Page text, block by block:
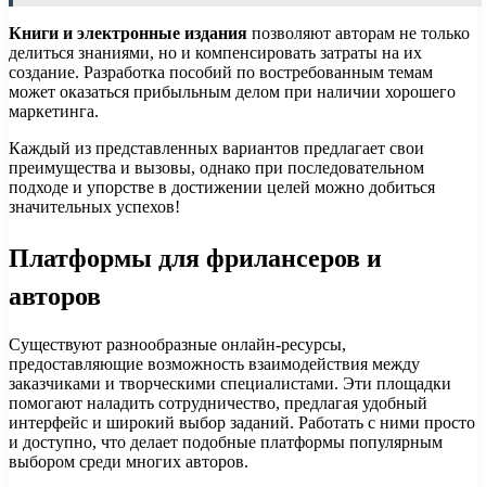
Книги и электронные издания позволяют авторам не только
делиться знаниями, но и компенсировать затраты на их
создание. Разработка пособий по востребованным темам
может оказаться прибыльным делом при наличии хорошего
маркетинга.
Каждый из представленных вариантов предлагает свои
преимущества и вызовы, однако при последовательном
подходе и упорстве в достижении целей можно добиться
значительных успехов!
Платформы для фрилансеров и
авторов
Существуют разнообразные онлайн-ресурсы,
предоставляющие возможность взаимодействия между
заказчиками и творческими специалистами. Эти площадки
помогают наладить сотрудничество, предлагая удобный
интерфейс и широкий выбор заданий. Работать с ними просто
и доступно, что делает подобные платформы популярным
выбором среди многих авторов.